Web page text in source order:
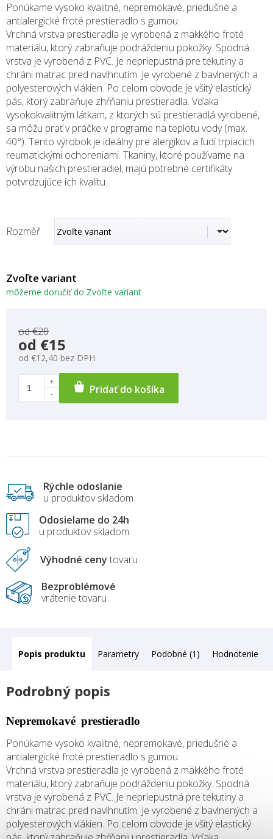
Zvoľte variant
môžeme doručiť do Zvoľte variant
Rozměř
Ponúkame vysoko kvalitné, nepremokavé, priedušné a
antialergické froté prestieradlo s gumou.
Vrchná vrstva prestieradla je vyrobená z mäkkého froté
materiálu, ktorý zabraňuje podráždeniu pokožky. Spodná
vrstva je vyrobená z PVC. Je nepriepustná pre tekutiny a
chráni matrac pred navlhnutím. Je vyrobené z bavlnených a
polyesterových vlákien. Po celom obvode je všitý elastický
pás, ktorý zabraňuje zhŕňaniu prestieradla. Vďaka
vysokokvalitným látkam, z ktorých sú prestieradlá vyrobené,
sa môžu prať v práčke v programe na teplotu vody (max.
40°). Tento výrobok je ideálny pre alergikov a ľudí trpiacich
reumatickými ochoreniami. Tkaniny, ktoré používame na
výrobu našich prestieradiel, majú potrebné certifikáty
potvrdzujúce ich kvalitu.
od €20
od €15
od €12,40 bez DPH
Pridať do košíka
Rýchle odoslanie
u produktov skladom
Odosielame do 24h
u produktov skladom
Výhodné ceny tovaru
Bezproblémové
vrátenie tovaru
Popis Parametry Podobné (1) Hodnotenie
Podrobný popis
Nepremokavé prestieradlo
Ponúkame vysoko kvalitné, nepremokavé, priedušné a
antialergické froté prestieradlo s gumou.
Vrchná vrstva prestieradla je vyrobená z mäkkého froté
materiálu, ktorý zabraňuje podráždeniu pokožky. Spodná
vrstva je vyrobená z PVC. Je nepriepustná pre tekutiny a
chráni matrac pred navlhnutím. Je vyrobené z bavlnených a
polyesterových vlákien. Po celom obvode je všitý elastický